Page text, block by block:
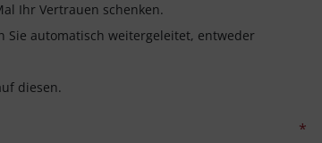
Ihr Vertrauen schenken.
Sie automatisch weitergeleitet, entweder
diesen.
*